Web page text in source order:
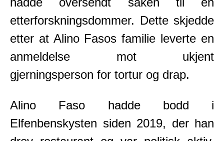
etterforskningsdommer. Dette skjedde
etter at Alino Fasos familie leverte en
anmeldelse mot ukjent
gjerningsperson for tortur og drap.
Alino Faso hadde bodd i
Elfenbenskysten siden 2019, der han